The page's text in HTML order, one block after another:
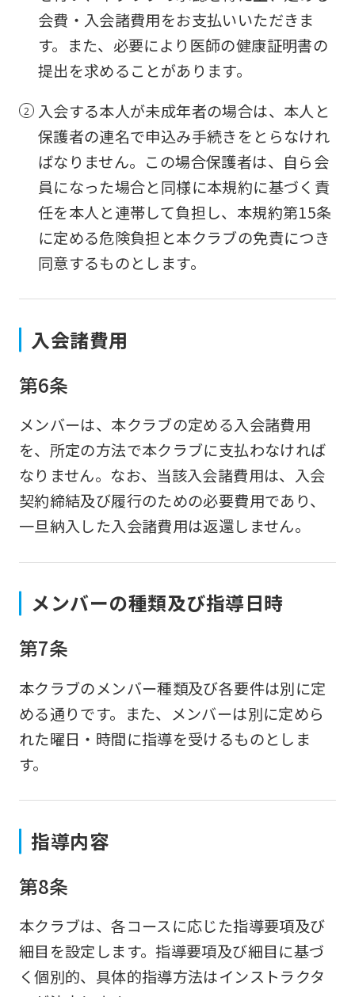
会費・入会諸費用をお支払いいただきま
す。また、必要により医師の健康証明書の
提出を求めることがあります。
入会する本人が未成年者の場合は、本人と
保護者の連名で申込み手続きをとらなけれ
ばなりません。この場合保護者は、自ら会
員になった場合と同様に本規約に基づく責
任を本人と連帯して負担し、本規約第15条
に定める危険負担と本クラブの免責につき
同意するものとします。
入会諸費用
第6条
メンバーは、本クラブの定める入会諸費用
を、所定の方法で本クラブに支払わなければ
なりません。なお、当該入会諸費用は、入会
契約締結及び履行のための必要費用であり、
一旦納入した入会諸費用は返還しません。
メンバーの種類及び指導日時
第7条
本クラブのメンバー種類及び各要件は別に定
める通りです。また、メンバーは別に定めら
れた曜日・時間に指導を受けるものとしま
す。
指導内容
第8条
本クラブは、各コースに応じた指導要項及び
細目を設定します。指導要項及び細目に基づ
く個別的、具体的指導方法はインストラクタ